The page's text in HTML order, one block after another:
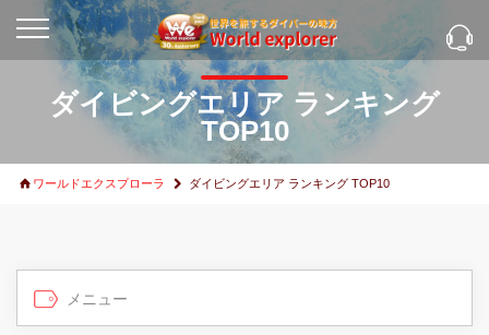
ダイビングエリア ランキング
TOP10
ワールドエクスプローラ ダイビングエリア ランキング TOP10